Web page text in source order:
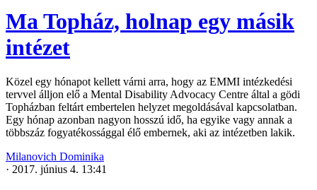
Ma Topház, holnap egy másik
intézet
Közel egy hónapot kellett várni arra, hogy az EMMI intézkedési
tervvel álljon elő a Mental Disability Advocacy Centre által a gödi
Topházban feltárt embertelen helyzet megoldásával kapcsolatban.
Egy hónap azonban nagyon hosszú idő, ha egyike vagy annak a
többszáz fogyatékossággal élő embernek, aki az intézetben lakik.
Milanovich Dominika
· 2017. június 4. 13:41